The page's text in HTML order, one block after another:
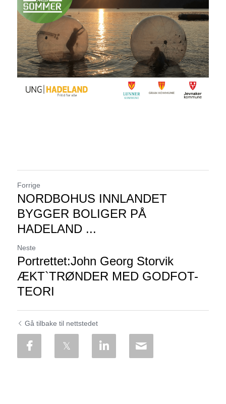
Forrige
NORDBOHUS INNLANDET
BYGGER BOLIGER PÅ
HADELAND ...
Neste
Portrettet:John Georg Storvik
ÆKT`TRØNDER MED GODFOT-
TEORI
Gå tilbake til nettstedet